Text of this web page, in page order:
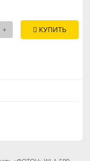
+ КУПИТЬ